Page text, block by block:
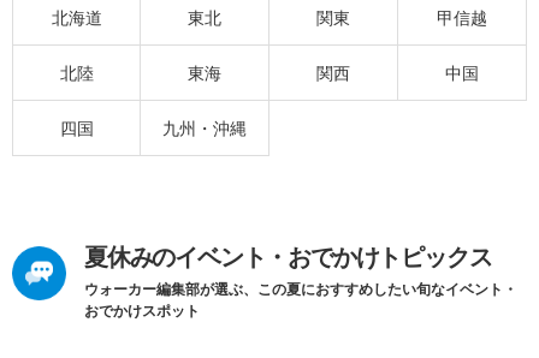
北海道 東北 関東 甲信越
北陸 東海 関西 中国
四国 九州・沖縄
夏休みのイベント・おでかけトピックス
ウォーカー編集部が選ぶ、この夏におすすめしたい旬なイベント・
おでかけスポット